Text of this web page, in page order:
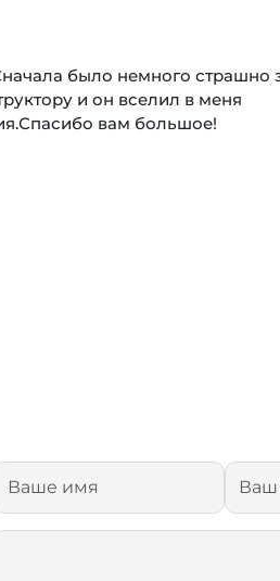
было немного страшно
и он вселил в меня
вам большое!